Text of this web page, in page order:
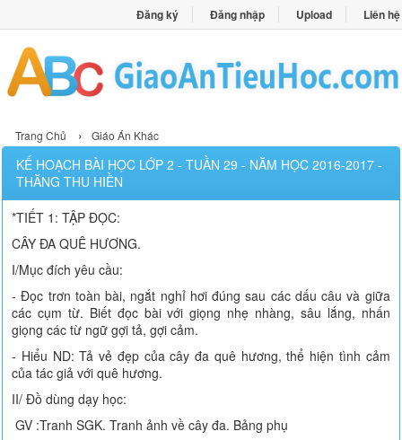
Đăng ký Đăng nhập Upload Liên hệ
Trang Chủ › Giáo Án Khác
KẾ HOẠCH BÀI HỌC LỚP 2 - TUẦN 29 - NĂM HỌC 2016-2017 -
THĂNG THU HIỀN
*TIẾT 1: TẬP ĐỌC:
CÂY ĐA QUÊ HƯƠNG.
I/Mục đích yêu cầu:
- Đọc trơn toàn bài, ngắt nghỉ hơi đúng sau các dấu câu và giữa
các cụm từ. Biết đọc bài với giọng nhẹ nhàng, sâu lắng, nhấn
giọng các từ ngữ gợi tả, gợi cảm.
- Hiểu ND: Tả vẻ đẹp của cây đa quê hương, thể hiện tình cảm
của tác giả với quê hương.
II/ Đồ dùng dạy học:
GV :Tranh SGK. Tranh ảnh về cây đa. Bảng phụ